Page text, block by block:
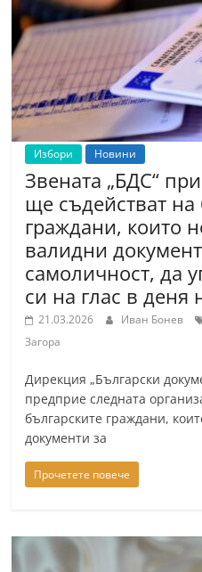
т
а
з
а
н
л
ъ
к
и
о
б
л
т
С
а
р
З
Избори Новини
Звената „БДС“
ще съдействат на
граждани, които
валидни
самоличност, да
си на глас в деня
21.03.2026 Иван Бонев
Загора
Дирекция „Български
предприе следната
българските граждани,
документи за
Прочетете повече